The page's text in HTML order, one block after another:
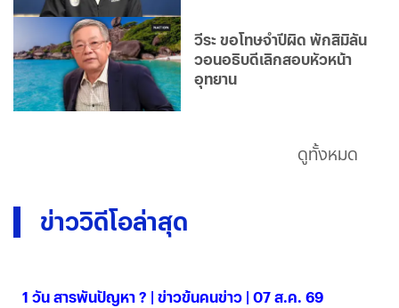
วีระ ขอโทษจำปีผิด พักสิมิลัน
วอนอธิบดีเลิกสอบหัวหน้า
อุทยาน
ดูทั้งหมด
ข่าววิดีโอล่าสุด
1 วัน สารพันปัญหา ? | ข่าวข้นคนข่าว | 07 ส.ค. 69